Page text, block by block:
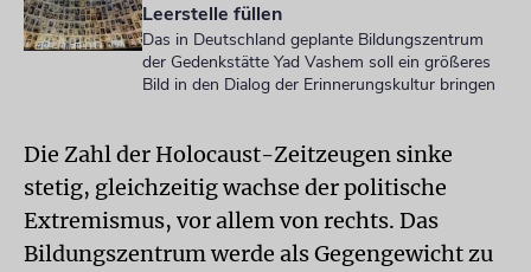
Leerstelle füllen
Das in Deutschland geplante Bildungszentrum
der Gedenkstätte Yad Vashem soll ein größeres
Bild in den Dialog der Erinnerungskultur bringen
Die Zahl der Holocaust-Zeitzeugen sinke
stetig, gleichzeitig wachse der politische
Extremismus, vor allem von rechts. Das
Bildungszentrum werde als Gegengewicht zu